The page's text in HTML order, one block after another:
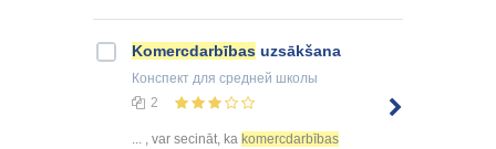
Komercdarbības uzsākšana
Конспект для средней школы
2
... , var secināt, ka komercdarbības